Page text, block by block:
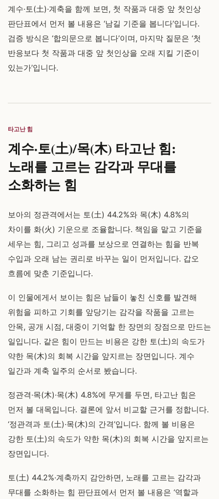
계수·토(土)·계축을 함께 보면, 첫 작품과 대중 앞 첫인상
판단표에서 먼저 볼 내용은 ‘남길 기준을 봅니다’입니다.
검증 방식은 ‘합의문으로 봅니다’이며, 마지막 질문은 ‘첫
반응보다 첫 작품과 대중 앞 첫인상을 오래 지킬 기준이
있는가’입니다.
타고난 힘
계수·토(土)/목(木) 타고난 힘:
노래를 고르는 감각과 무대를
소화하는 힘
보아의 정관격에서는 토(土) 44.2%와 목(木) 4.8%의
차이를 화(火) 기운으로 조율합니다. 책임을 맡고 기준을
세우는 힘, 그리고 성과를 보상으로 연결하는 힘을 반복
수입과 오래 남는 권리로 바꾸는 일이 먼저입니다. 갑오
흐름에 맞춘 기준입니다.
이 인물에게서 보이는 힘은 남들이 놓친 신호를 발견해
위험을 피하고 기회를 앞당기는 감각을 작품을 고르는
안목, 공개 시점, 대중이 기억할 한 장면의 장점으로 만드는
일입니다. 같은 힘이 만드는 비용은 강한 토(土)의 속도가
약한 목(木)의 회복 시간을 앞지르는 장면입니다. 계수
일간과 계축 일주의 순서로 봤습니다.
정관격·목(木)·목(木) 4.8%에 무게를 두면, 타고난 힘은
먼저 볼 대목입니다. 결론에 앞서 비교할 근거를 정합니다.
‘정관격과 토(土)·목(木)의 간격’입니다. 함께 볼 비용은
강한 토(土)의 속도가 약한 목(木)의 회복 시간을 앞지르는
장면입니다.
토(土) 44.2%·계축까지 감안하면, 노래를 고르는 감각과
무대를 소화하는 힘 판단표에서 먼저 볼 내용은 ‘역할과